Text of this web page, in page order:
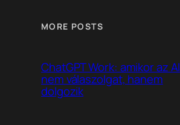
MORE POSTS
ChatGPT Work: amikor az AI
nem válaszolgat, hanem
dolgozik